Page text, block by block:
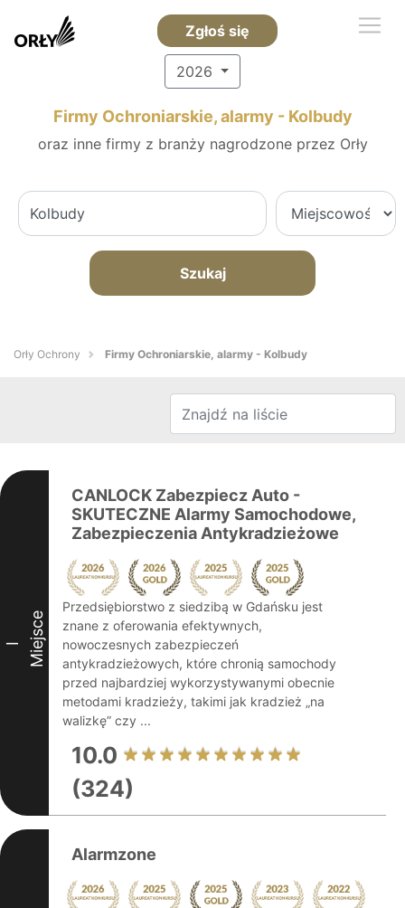
Zgłoś się
2026
Firmy Ochroniarskie, alarmy - Kolbudy
oraz inne firmy z branży nagrodzone przez Orły
Szukaj
Orły Ochrony Firmy Ochroniarskie, alarmy - Kolbudy
I Miejsce
CANLOCK Zabezpiecz Auto -
SKUTECZNE Alarmy Samochodowe,
Zabezpieczenia Antykradzieżowe
Przedsiębiorstwo z siedzibą w Gdańsku jest
znane z oferowania efektywnych,
nowoczesnych zabezpieczeń
antykradzieżowych, które chronią samochody
przed najbardziej wykorzystywanymi obecnie
metodami kradzieży, takimi jak kradzież „na
walizkę” czy ...
10.0
(324)
Alarmzone